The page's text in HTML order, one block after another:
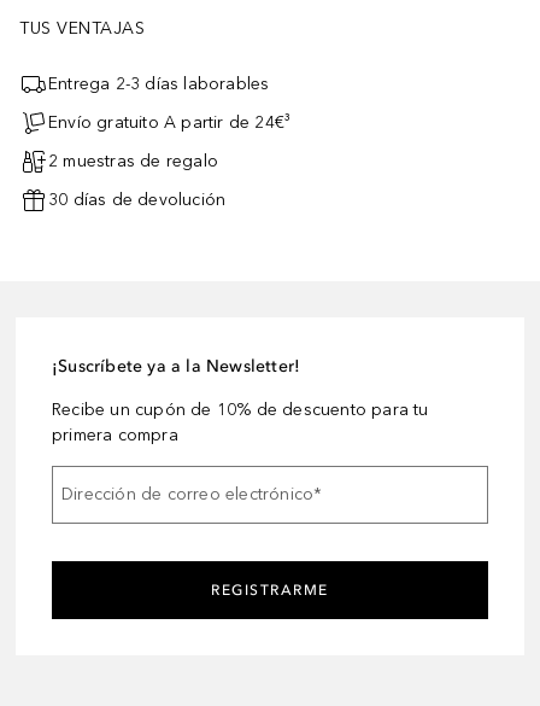
TUS VENTAJAS
Entrega 2-3 días laborables
Envío gratuito A partir de 24€³
2 muestras de regalo
30 días de devolución
¡Suscríbete ya a la Newsletter!
Recibe un cupón de 10% de descuento para tu
primera compra
Dirección de correo electrónico*
REGISTRARME